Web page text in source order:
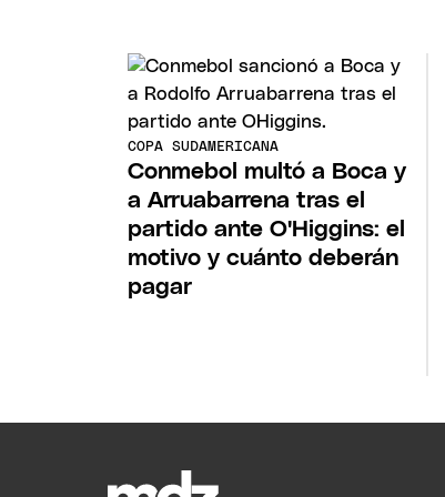
COPA SUDAMERICANA
Conmebol multó a Boca y
a Arruabarrena tras el
partido ante O'Higgins: el
motivo y cuánto deberán
pagar